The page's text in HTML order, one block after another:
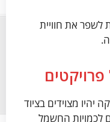
לשפר את חוויית
פרויקטים
יהיו מצוידים בציוד
לכמויות החשמל